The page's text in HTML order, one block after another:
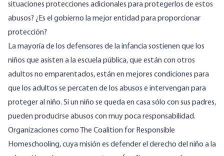
situaciones protecciones adicionales para protegerlos de estos
abusos? ¿Es el gobierno la mejor entidad para proporcionar
protección?
La mayoría de los defensores de la infancia sostienen que los
niños que asisten a la escuela pública, que están con otros
adultos no emparentados, están en mejores condiciones para
que los adultos se percaten de los abusos e intervengan para
proteger al niño. Si un niño se queda en casa sólo con sus padres,
pueden producirse abusos con muy poca responsabilidad.
Organizaciones como
The Coalition for Responsible
Homeschooling, cuya misión es defender el derecho del niño a la